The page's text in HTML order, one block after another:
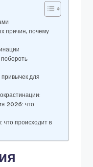
причин, почему
для
2026: что
что происходит в